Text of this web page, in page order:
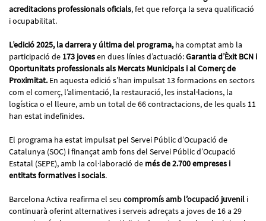
acreditacions professionals oficials, fet que reforça la seva qualificació
i ocupabilitat.
L’edició 2025, la darrera y última del programa,ha comptat amb la
participació de 173 jovesen dues línies d’actuació:Garantia d’Èxit BCN i
Oportunitats professionals als Mercats Municipals i al Comerç de
Proximitat. En aquesta edició s’han impulsat 13 formacions en sectors
com el comerç, l’alimentació, la restauració, les instal·lacions, la
logística o el lleure, amb un total de 66 contractacions, de les quals 11
han estat indefinides.
El programa ha estat impulsat pel Servei Públic d’Ocupació de
Catalunya (SOC) i finançat amb fons del Servei Públic d’Ocupació
Estatal (SEPE), amb la col·laboració de més de 2.700 empreses i
entitats formatives i socials.
Barcelona Activa reafirma el seu compromís amb l’ocupació juvenil i
continuarà oferint alternatives i serveis adreçats a joves de 16 a 29